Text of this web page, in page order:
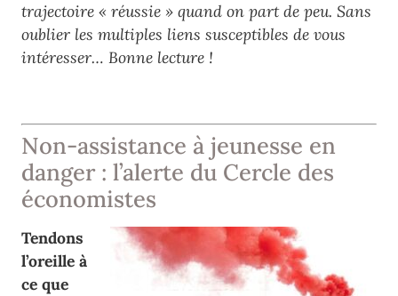
trajectoire « réussie » quand on part de peu. Sans
oublier les multiples liens susceptibles de vous
intéresser… Bonne lecture !
Non-assistance à jeunesse en
danger : l’alerte du Cercle des
économistes
Tendons
l’oreille à
ce que